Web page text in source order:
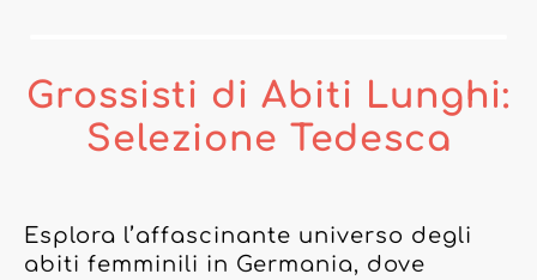
Grossisti di Abiti Lunghi:
Selezione Tedesca
Esplora l’affascinante universo degli
abiti femminili in Germania, dove